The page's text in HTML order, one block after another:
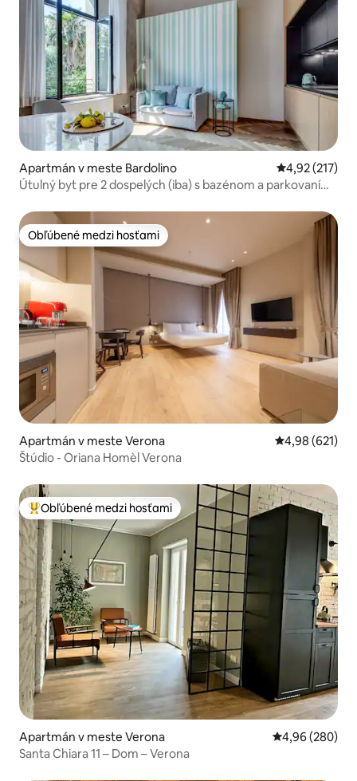
Apartmán v meste Bardolino Priemerné
4,92 (217)
Útulný byt pre 2 dospelých (iba) s bazénom a parkovaním
Obľúbené medzi hosťami
Obľúbené medzi hosťami
Apartmán v meste Verona Priemerné
4,98 (621)
Štúdio - Oriana Homèl Verona
Najobľúbenejšie medzi hosťami
Obľúbené medzi hosťami
Apartmán v meste Verona Priemerné
4,96 (280)
Santa Chiara 11 – Dom – Verona